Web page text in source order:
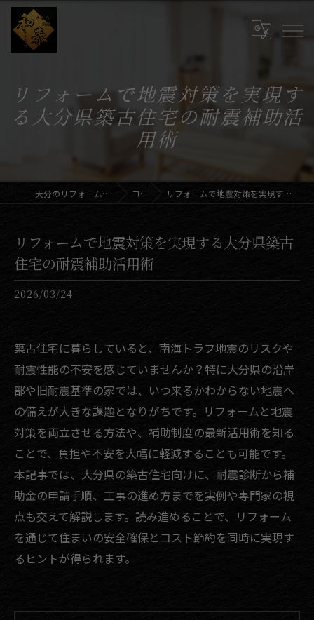
リフォームで地震対策を実現す
る大分県築古住宅の耐震補助活
用術
大分のリフォームならさとう装飾和恭 コラム リフォームで地震対策を実現する大分県築古住宅の耐震補助活用術
リフォームで地震対策を実現する大分県築古
住宅の耐震補助活用術
2026/03/24
築古住宅に暮らしていると、南海トラフ地震のリスクや
耐震性能の不安を感じていませんか？特に大分県の沿岸
部や旧耐震基準の家では、いつ来るかわからない地震へ
の備えが大きな課題となりがちです。リフォームと地震
対策を両立させる方法や、補助制度の最新活用術を知る
ことで、負担や不安を大幅に軽減することも可能です。
本記事では、大分県の築古住宅向けに、耐震診断から補
助金の申請手順、工事の進め方までを実例や専門家の視
点も交えて解説します。読み進めることで、リフォーム
を通じて住まいの安全確保とコスト節約を同時に実現す
るヒントが得られます。